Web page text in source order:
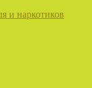
и наркотиков